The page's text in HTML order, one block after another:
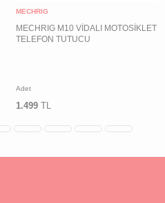
MECHRIG
MECHRIG M10 VİDALI MOTOSİKLET
TELEFON TUTUCU
Adet
1.499TL